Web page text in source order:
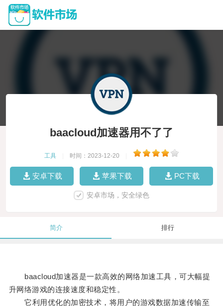
baacloud加速器用不了了
工具 时间：2023-12-20
安卓下载 苹果下载 PC下载
安卓市场，安全绿色
简介 排行
baacloud加速器是一款高效的网络加速工具，可大幅提
升网络游戏的连接速度和稳定性。
它利用优化的加密技术，将用户的游戏数据加速传输至